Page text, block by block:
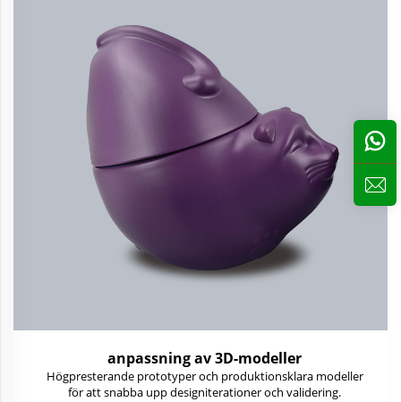
anpassning av 3D-modeller
Högpresterande prototyper och produktionsklara modeller
för att snabba upp designiterationer och validering.